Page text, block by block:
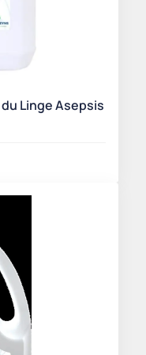
Linge Asepsis